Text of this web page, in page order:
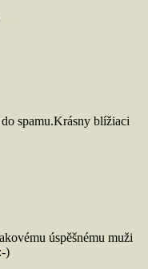
spamu.Krásny blížiaci
úspěšnému muži